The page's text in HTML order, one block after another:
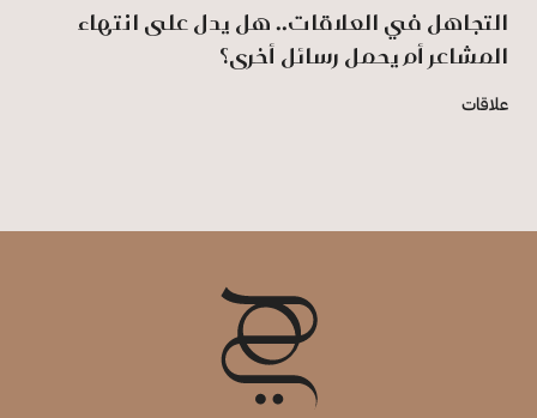
التجاهل في العلاقات.. هل يدل على انتهاء
المشاعر أم يحمل رسائل أخرى؟
علاقات